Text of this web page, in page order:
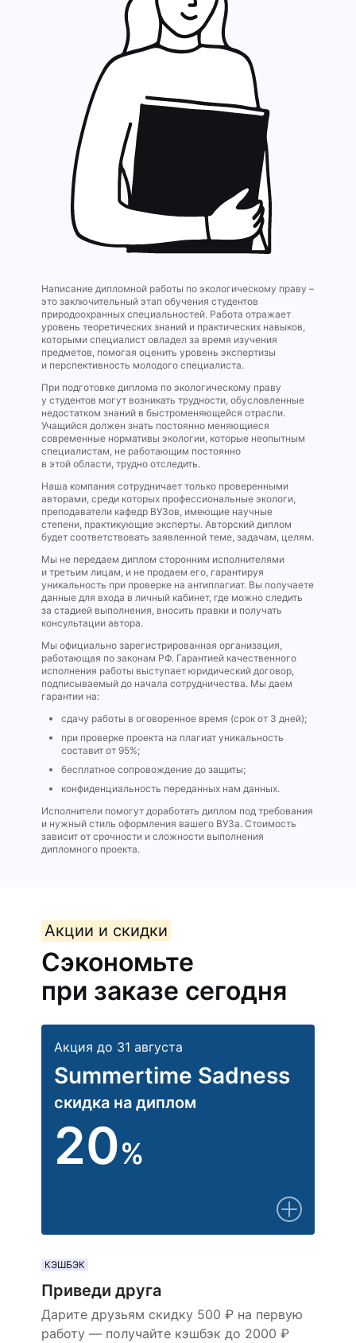
Написание дипломной работы по экологическому праву –
это заключительный этап обучения студентов
природоохранных специальностей. Работа отражает
уровень теоретических знаний и практических навыков,
которыми специалист овладел за время изучения
предметов, помогая оценить уровень экспертизы
и перспективность молодого специалиста.
При подготовке диплома по экологическому праву
у студентов могут возникать трудности, обусловленные
недостатком знаний в быстроменяющейся отрасли.
Учащийся должен знать постоянно меняющиеся
современные нормативы экологии, которые неопытным
специалистам, не работающим постоянно
в этой области, трудно отследить.
Наша компания сотрудничает только проверенными
авторами, среди которых профессиональные экологи,
преподаватели кафедр ВУЗов, имеющие научные
степени, практикующие эксперты. Авторский диплом
будет соответствовать заявленной теме, задачам, целям.
Мы не передаем диплом сторонним исполнителями
и третьим лицам, и не продаем его, гарантируя
уникальность при проверке на антиплагиат. Вы получаете
данные для входа в личный кабинет, где можно следить
за стадией выполнения, вносить правки и получать
консультации автора.
Мы официально зарегистрированная организация,
работающая по законам РФ. Гарантией качественного
исполнения работы выступает юридический договор,
подписываемый до начала сотрудничества. Мы даем
гарантии на:
сдачу работы в оговоренное время (срок от 3 дней);
при проверке проекта на плагиат уникальность
составит от 95%;
бесплатное сопровождение до защиты;
конфиденциальность переданных нам данных.
Исполнители помогут доработать диплом под требования
и нужный стиль оформления вашего ВУЗа. Стоимость
зависит от срочности и сложности выполнения
дипломного проекта.
Акции и скидки
Сэкономьте
при заказе сегодня
Акция до 31 августа
Summertime Sadness
скидка на диплом
20%
КЭШБЭК
Приведи друга
Дарите друзьям скидку 500 ₽ на первую
работу — получайте кэшбэк до 2000 ₽